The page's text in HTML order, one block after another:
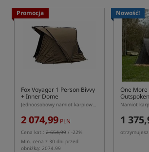
Promocja
Fox Voyager 1 Person Bivvy
+ Inner Dome
Jednoosobowy namiot karpiowy w komplecie z kapsułą wewnętrzną
2 074,99 PLN
Cena kat.: 2 654,99 / -22%
Min. cena z 30 dni przed
obniżką: 2074.99
Nowość!
One
Bivvy
1
otrzymujesz